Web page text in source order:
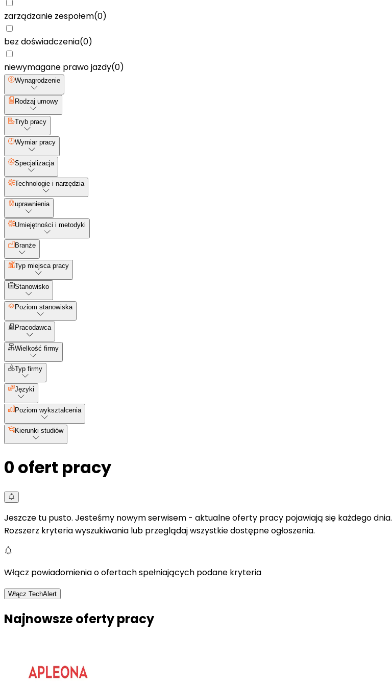
zarządzanie zespołem(0)
bez doświadczenia(0)
niewymagane prawo jazdy(0)
Wynagrodzenie
Rodzaj umowy
Tryb pracy
Wymiar pracy
Specjalizacja
Technologie i narzędzia
uprawnienia
Umiejętności i metodyki
Branże
Typ miejsca pracy
Stanowisko
Poziom stanowiska
Pracodawca
Wielkość firmy
Typ firmy
Języki
Poziom wykształcenia
Kierunki studiów
0 ofert pracy
Jeszcze tu pusto. Jesteśmy nowym serwisem - aktualne oferty pracy pojawiają się każdego dnia.
Rozszerz kryteria wyszukiwania lub przeglądaj wszystkie dostępne ogłoszenia.
Włącz powiadomienia o ofertach spełniających podane kryteria
Włącz TechAlert
Najnowsze oferty pracy